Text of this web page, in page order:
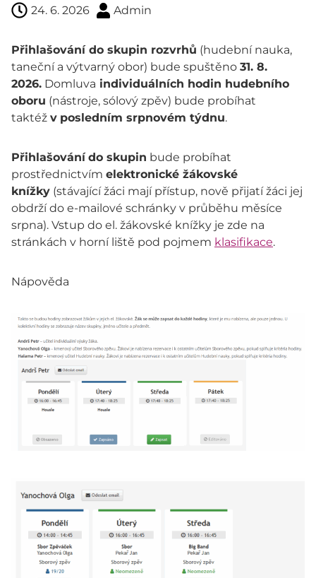
24. 6. 2026 Admin
Přihlašování do skupin rozvrhů (hudební nauka,
taneční a výtvarný obor) bude spuštěno 31. 8.
2026. Domluva individuálních hodin hudebního
oboru (nástroje, sólový zpěv) bude probíhat
taktéž v posledním srpnovém týdnu.
Přihlašování do skupin bude probíhat
prostřednictvím elektronické žákovské
knížky (stávající žáci mají přístup, nově přijatí žáci jej
obdrží do e-mailové schránky v průběhu měsíce
srpna). Vstup do el. žákovské knížky je zde na
stránkách v horní liště pod pojmem klasifikace.
Nápověda